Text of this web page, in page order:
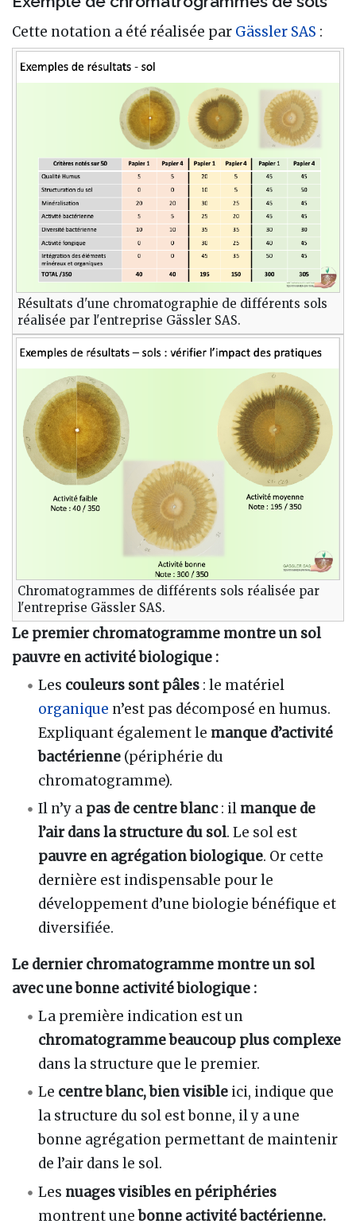
Cette notation a été réalisée par Gässler SAS :
Résultats d'une chromatographie de différents sols
réalisée par l'entreprise Gässler SAS.
Chromatogrammes de différents sols réalisée par
l'entreprise Gässler SAS.
Le premier chromatogramme montre un sol
pauvre en activité biologique :
Les couleurs sont pâles : le matériel
organique n’est pas décomposé en humus.
Expliquant également le manque d’activité
bactérienne (périphérie du
chromatogramme).
Il n’y a pas de centre blanc: il manque de
l’air dans la structure du sol. Le sol est
pauvre en agrégation biologique. Or cette
dernière est indispensable pour le
développement d’une biologie bénéfique et
diversifiée.
Le dernier chromatogramme montre un sol
avec une bonne activité biologique :
La première indication est un
chromatogramme beaucoup plus complexe
dans la structure que le premier.
Le centre blanc, bien visible ici, indique que
la structure du sol est bonne, il y a une
bonne agrégation permettant de maintenir
de l’air dans le sol.
Les nuages visibles en périphéries
montrent unebonne activité bactérienne.